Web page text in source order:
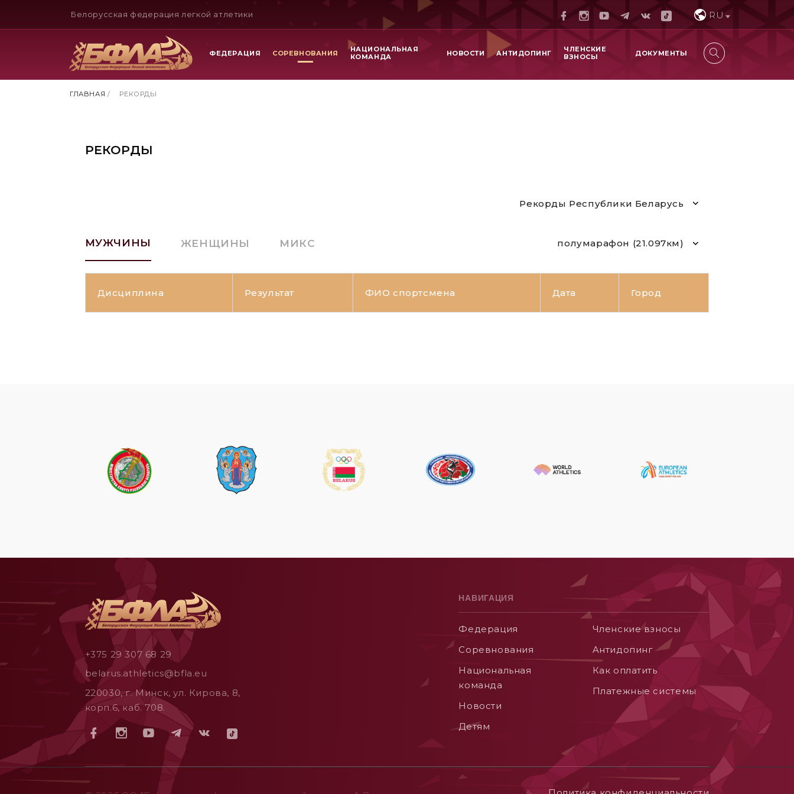
Белорусская федерация легкой атлетики RU
ФЕДЕРАЦИЯ СОРЕВНОВАНИЯ
НАЦИОНАЛЬНАЯ
КОМАНДА
НОВОСТИ АНТИДОПИНГ
ЧЛЕНСКИЕ
ВЗНОСЫ
ДОКУМЕНТЫ
ГЛАВНАЯ / РЕКОРДЫ
РЕКОРДЫ
Рекорды Республики Беларусь
МУЖЧИНЫ ЖЕНЩИНЫ МИКС полумарафон (21.097км)
Дисциплина Результат ФИО спортсмена Дата Город
+375 29 307 68 29
belarus.athletics@bfla.eu
220030, г. Минск, ул. Кирова, 8,
корп.6, каб. 708.
НАВИГАЦИЯ
Федерация
Соревнования
Национальная
команда
Новости
Детям
Членские взносы
Aнтидопинг
Как оплатить
Платежные системы